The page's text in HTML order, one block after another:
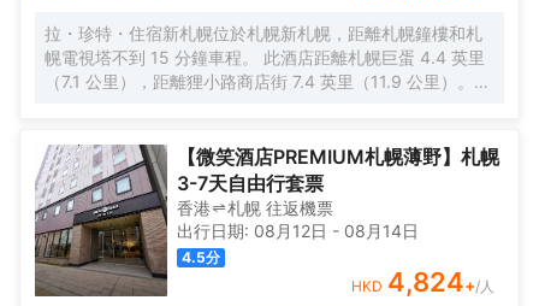
拉・珍特・住宿新札幌位於札幌新札幌，距離札幌鐘樓和札
幌電視塔不到 15 分鐘車程。 此酒店距離札幌巨蛋 4.4 英里
（7.1 公里），距離狸小路商店街 7.4 英里（11.9 公里）。
24 小時前台服務、行李寄存和洗衣設施。 有 172 間空調客
房提供液晶電視；您定能在旅途中找到家的舒適。提供免費
無線網絡，方便您與朋友保持聯繫；數碼頻道可滿足您的娛
樂需求。浴室提供淋浴設施、坐浴桶和拖鞋。便利設施包括
保險箱和書桌；而且每次住宿一次提供客房服務。
【微笑酒店PREMIUM札幌薄野】札幌
3-7天自由行套票
香港 札幌 往返機票
出行日期: 08月12日 - 08月14日
4.5分
HKD 4,824+/人